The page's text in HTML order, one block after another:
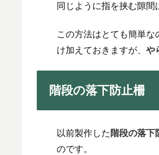
同じように指を挟む隙間
この方法はとても簡単
け加えておきますが、 や
階段の落下防止柵
以前製作した 階段の落下
のです。